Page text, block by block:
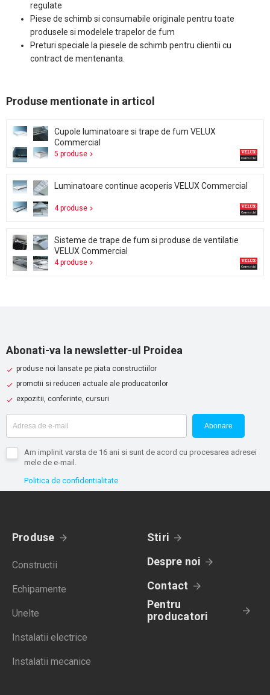
regulate
Piese de schimb si consumabile originale pentru toate
produsele si modelele trapelor de fum
Preturi speciale la piesele de schimb pentru clientii cu
contract de mentenanta.
Produse mentionate in articol
Cupole luminatoare si trape de fum VELUX
Commercial
5 produse
Luminatoare continue acoperis VELUX Commercial
4 produse
Sisteme de trape de fum si produse de ventilatie
VELUX Commercial
4 produse
Abonati-va la newsletter-ul Proidea
produse noi lansate pe piata constructiilor
promotii si reduceri actuale ale producatorilor
expozitii, conferinte, cursuri
Abonare
Am implinit varsta de 16 ani si sunt de acord cu procesarea adresei
mele de e-mail.
Politica de confidentialitate
Produse
Constructii
Echipamente
Unelte
Instalatii electrice
Instalatii mecanice
Stiri
Despre noi
Contact
Pentru
producatori